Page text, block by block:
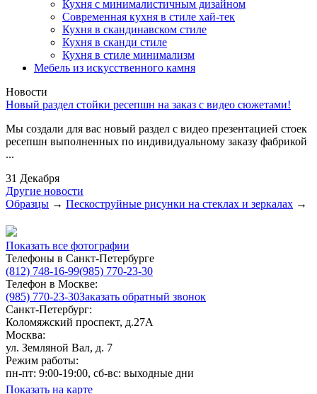
Кухня с минималистичным дизайном
Современная кухня в стиле хай-тек
Кухня в скандинавском стиле
Кухня в сканди стиле
Кухня в стиле минимализм
Мебель из искусственного камня
Новости
Новый раздел стойки ресепшн на заказ с видео сюжетами!
Мы создали для вас новый раздел с видео презентацией стоек
ресепшн выполненных по индивидуальному заказу фабрикой
...
31 Декабря
Другие новости
Образцы → Пескоструйные рисунки на стеклах и зеркалах →
Показать все фотографии
Телефоны в Санкт-Петербурге
(812) 748-16-99(985) 770-23-30
Телефон в Москве:
(985) 770-23-30Заказать обратный звонок
Санкт-Петербург:
Коломяжский проспект, д.27А
Москва:
ул. Земляной Вал, д. 7
Режим работы:
пн-пт: 9:00-19:00, сб-вс: выходные дни
Показать на карте